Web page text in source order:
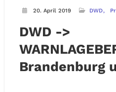
20. April 2019 DWD
DWD ->
Brandenburg